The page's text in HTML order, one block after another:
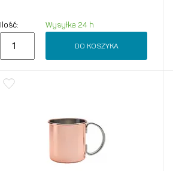
Ilość: Wysyłka 24 h
DO KOSZYKA